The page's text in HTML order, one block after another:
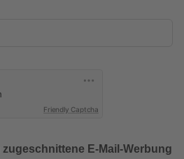
Friendly Captcha
zugeschnittene E-Mail-Werbung